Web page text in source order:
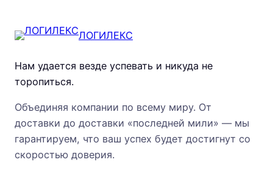
ЛОГИЛЕКС
Нам удается везде успевать и никуда не
торопиться.
Объединяя компании по всему миру. От
доставки до доставки «последней мили» — мы
гарантируем, что ваш успех будет достигнут со
скоростью доверия.